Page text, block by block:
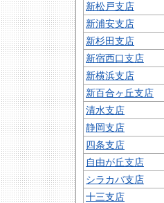
新松戸支店
新浦安支店
新杉田支店
新宿西口支店
新横浜支店
新百合ヶ丘支店
清水支店
静岡支店
四条支店
自由が丘支店
シラカバ支店
十三支店